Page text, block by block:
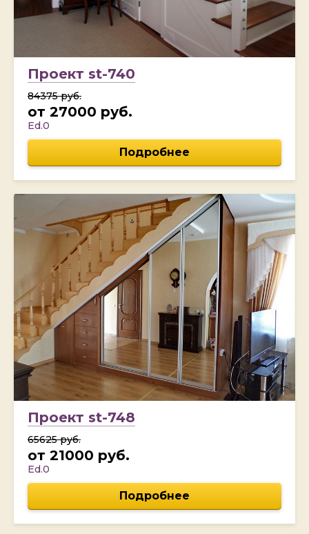
Проект st-740
84375 руб.
от 27000 руб.
Ed.0
Подробнее
Проект st-748
65625 руб.
от 21000 руб.
Ed.0
Подробнее